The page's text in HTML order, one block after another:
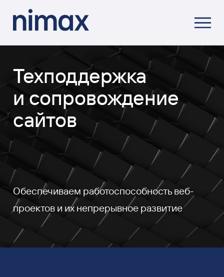
Техподдержка
и сопровождение
сайтов
Обеспечиваем работоспособность веб-
проектов и их непрерывное развитие